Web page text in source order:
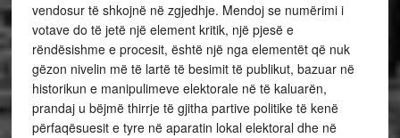
vendosur të shkojnë në zgjedhje. Mendoj se numërimi i
votave do të jetë një element kritik, një pjesë e
rëndësishme e procesit, është një nga elementët që nuk
gëzon nivelin më të lartë të besimit të publikut, bazuar në
historikun e manipulimeve elektorale në të kaluarën,
prandaj u bëjmë thirrje të gjitha partive politike të kenë
përfaqësuesit e tyre në aparatin lokal elektoral dhe në